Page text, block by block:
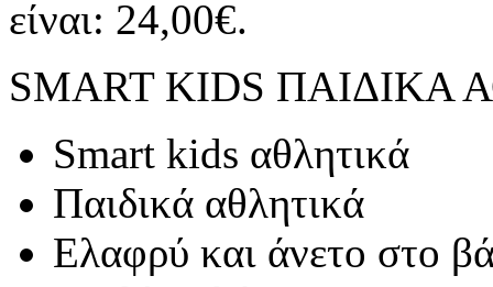
είναι: 24,00€.
SMART KIDS ΠΑΙΔΙΚΑ
Smart kids αθλητικά
Παιδικά αθλητικά
Ελαφρύ και άνετο στο